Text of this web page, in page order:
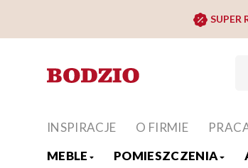
SUPER
MEBLE POMIESZCZENIA
INSPIRACJE O FIRMIE